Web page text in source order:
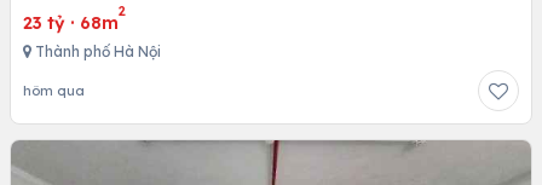
23 tỷ · 68m
2
Thành phố Hà Nội
hôm qua